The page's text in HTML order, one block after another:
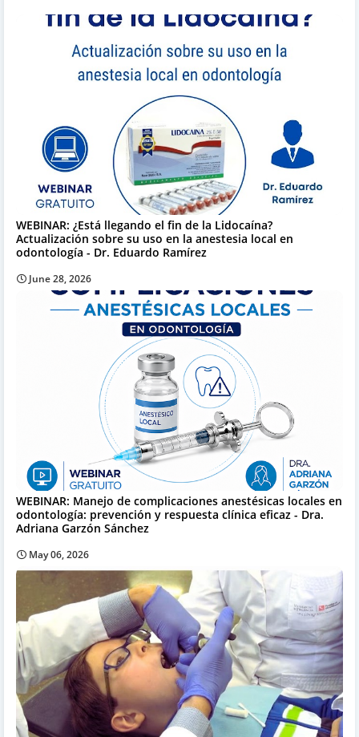
WEBINAR: ¿Está llegando el fin de la Lidocaína?
Actualización sobre su uso en la anestesia local en
odontología - Dr. Eduardo Ramírez
June 28, 2026
WEBINAR: Manejo de complicaciones anestésicas locales en
odontología: prevención y respuesta clínica eficaz - Dra.
Adriana Garzón Sánchez
May 06, 2026